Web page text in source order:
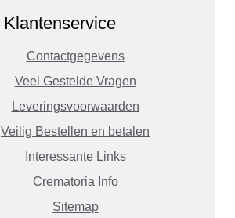
Klantenservice
Contactgegevens
Veel Gestelde Vragen
Leveringsvoorwaarden
Veilig Bestellen en betalen
Interessante Links
Crematoria Info
Sitemap